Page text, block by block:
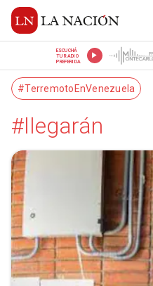
ESCUCHÁ
TU RADIO
PREFERIDA
#TerremotoEnVenezuela
#llegarán